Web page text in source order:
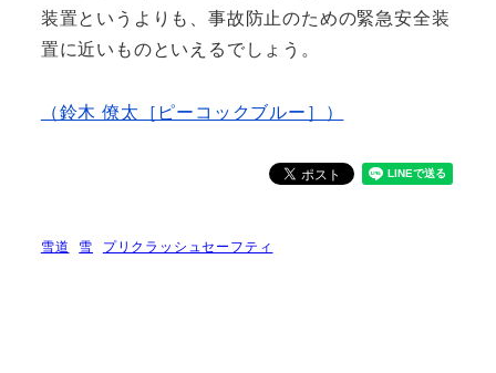
装置というよりも、事故防止のための緊急安全装
置に近いものといえるでしょう。
（鈴木 僚太［ピーコックブルー］）
雪道 雪 プリクラッシュセーフティ